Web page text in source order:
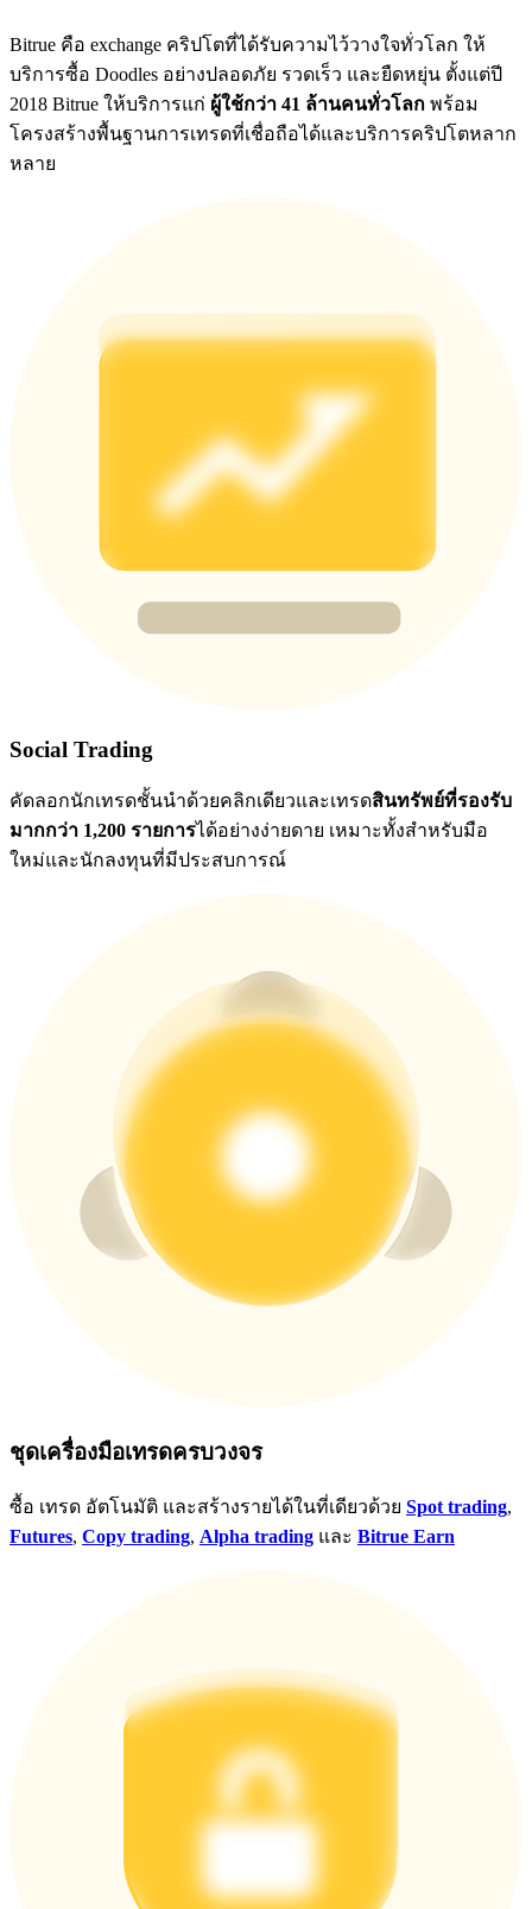
Trade Gold & Silver · 33,333 USDT Bonus
BTC Flexible Staking | Daily Rewards
เข้าสู่ระบบลงชื่อ
Bitrue คือ exchange คริปโตที่ได้รับความไว้วางใจทั่วโลก ให้
บริการซื้อ Doodles อย่างปลอดภัย รวดเร็ว และยืดหยุ่น ตั้งแต่ปี
2018 Bitrue ให้บริการแก่ ผู้ใช้กว่า 41 ล้านคนทั่วโลก พร้อม
โครงสร้างพื้นฐานการเทรดที่เชื่อถือได้และบริการคริปโตหลาก
หลาย
Social Trading
คัดลอกนักเทรดชั้นนำด้วยคลิกเดียวและเทรดสินทรัพย์ที่รองรับ
มากกว่า 1,200 รายการได้อย่างง่ายดาย เหมาะทั้งสำหรับมือ
ใหม่และนักลงทุนที่มีประสบการณ์
ชุดเครื่องมือเทรดครบวงจร
ซื้อ เทรด อัตโนมัติ และสร้างรายได้ในที่เดียวด้วย Spot trading,
Futures, Copy trading, Alpha trading และ Bitrue Earn